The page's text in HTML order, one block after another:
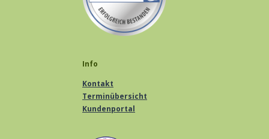
Info
Kontakt
Terminübersicht
Kundenportal